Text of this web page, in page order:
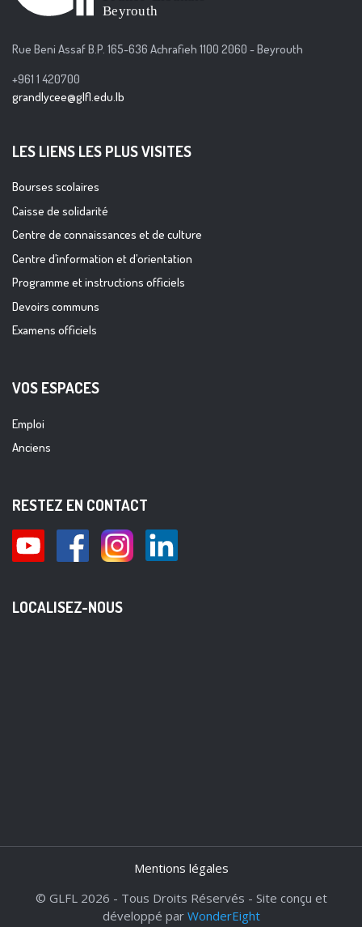
Rue Beni Assaf B.P. 165-636 Achrafieh 1100 2060 - Beyrouth
+961 1 420700
grandlycee@glfl.edu.lb
LES LIENS LES PLUS VISITES
Bourses scolaires
Caisse de solidarité
Centre de connaissances et de culture
Centre d’information et d’orientation
Programme et instructions officiels
Devoirs communs
Examens officiels
VOS ESPACES
Emploi
Anciens
RESTEZ EN CONTACT
LOCALISEZ-NOUS
Mentions légales
© GLFL 2026 - Tous Droits Réservés - Site conçu et
développé par WonderEight